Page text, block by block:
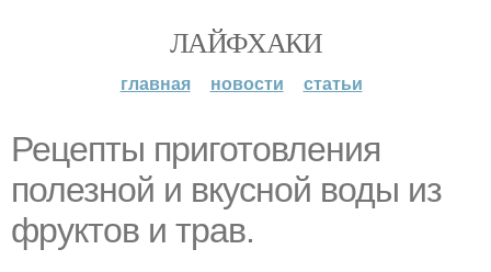
ЛАЙФХАКИ
главная новости статьи
Рецепты приготовления
полезной и вкусной воды из
фруктов и трав.